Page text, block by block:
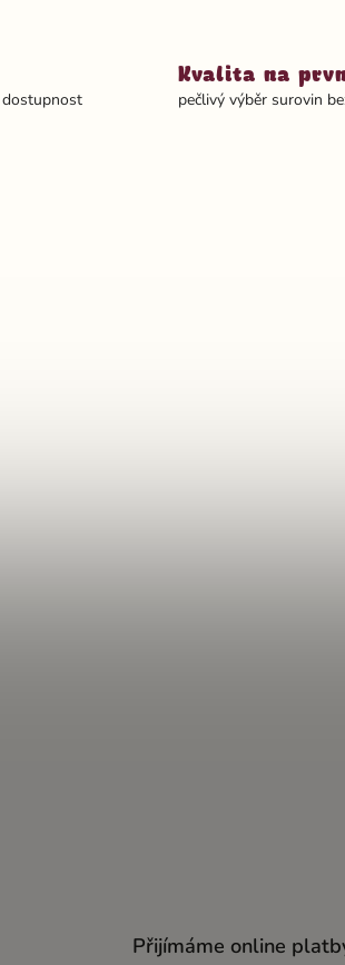
Kvalita na
pečlivý výběr surovin
Přijímáme online